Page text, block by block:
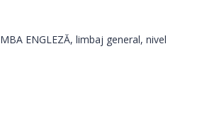
ENGLEZĂ, limbaj general, nivel